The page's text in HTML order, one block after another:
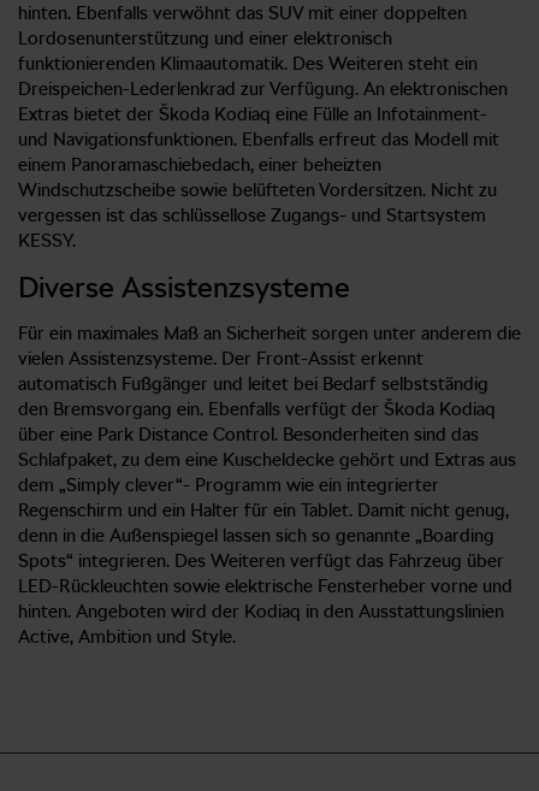
hinten. Ebenfalls verwöhnt das SUV mit einer doppelten
Lordosenunterstützung und einer elektronisch
funktionierenden Klimaautomatik. Des Weiteren steht ein
Dreispeichen-Lederlenkrad zur Verfügung. An elektronischen
Extras bietet der Škoda Kodiaq eine Fülle an Infotainment-
und Navigationsfunktionen. Ebenfalls erfreut das Modell mit
einem Panoramaschiebedach, einer beheizten
Windschutzscheibe sowie belüfteten Vordersitzen. Nicht zu
vergessen ist das schlüssellose Zugangs- und Startsystem
KESSY.
Diverse Assistenzsysteme
Für ein maximales Maß an Sicherheit sorgen unter anderem die
vielen Assistenzsysteme. Der Front-Assist erkennt
automatisch Fußgänger und leitet bei Bedarf selbstständig
den Bremsvorgang ein. Ebenfalls verfügt der Škoda Kodiaq
über eine Park Distance Control. Besonderheiten sind das
Schlafpaket, zu dem eine Kuscheldecke gehört und Extras aus
dem „Simply clever“- Programm wie ein integrierter
Regenschirm und ein Halter für ein Tablet. Damit nicht genug,
denn in die Außenspiegel lassen sich so genannte „Boarding
Spots“ integrieren. Des Weiteren verfügt das Fahrzeug über
LED-Rückleuchten sowie elektrische Fensterheber vorne und
hinten. Angeboten wird der Kodiaq in den Ausstattungslinien
Active, Ambition und Style.